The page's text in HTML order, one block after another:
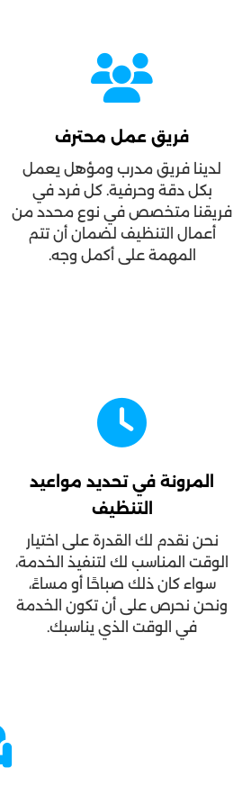
فريق عمل محترف
لدينا فريق مدرب ومؤهل يعمل
بكل دقة وحرفية. كل فرد في
فريقنا متخصص في نوع محدد من
أعمال التنظيف لضمان أن تتم
المهمة على أكمل وجه.
المرونة في تحديد مواعيد
التنظيف
نحن نقدم لك القدرة على اختيار
الوقت المناسب لك لتنفيذ الخدمة،
سواء كان ذلك صباحًا أو مساءً،
ونحن نحرص على أن تكون الخدمة
في الوقت الذي يناسبك.